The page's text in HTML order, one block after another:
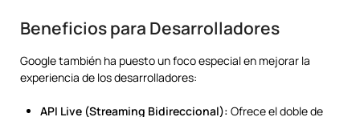
Beneficios para Desarrolladores
Google también ha puesto un foco especial en mejorar la
experiencia de los desarrolladores:
API Live (Streaming Bidireccional): Ofrece el doble de